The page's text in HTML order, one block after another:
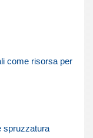
come risorsa per
spruzzatura